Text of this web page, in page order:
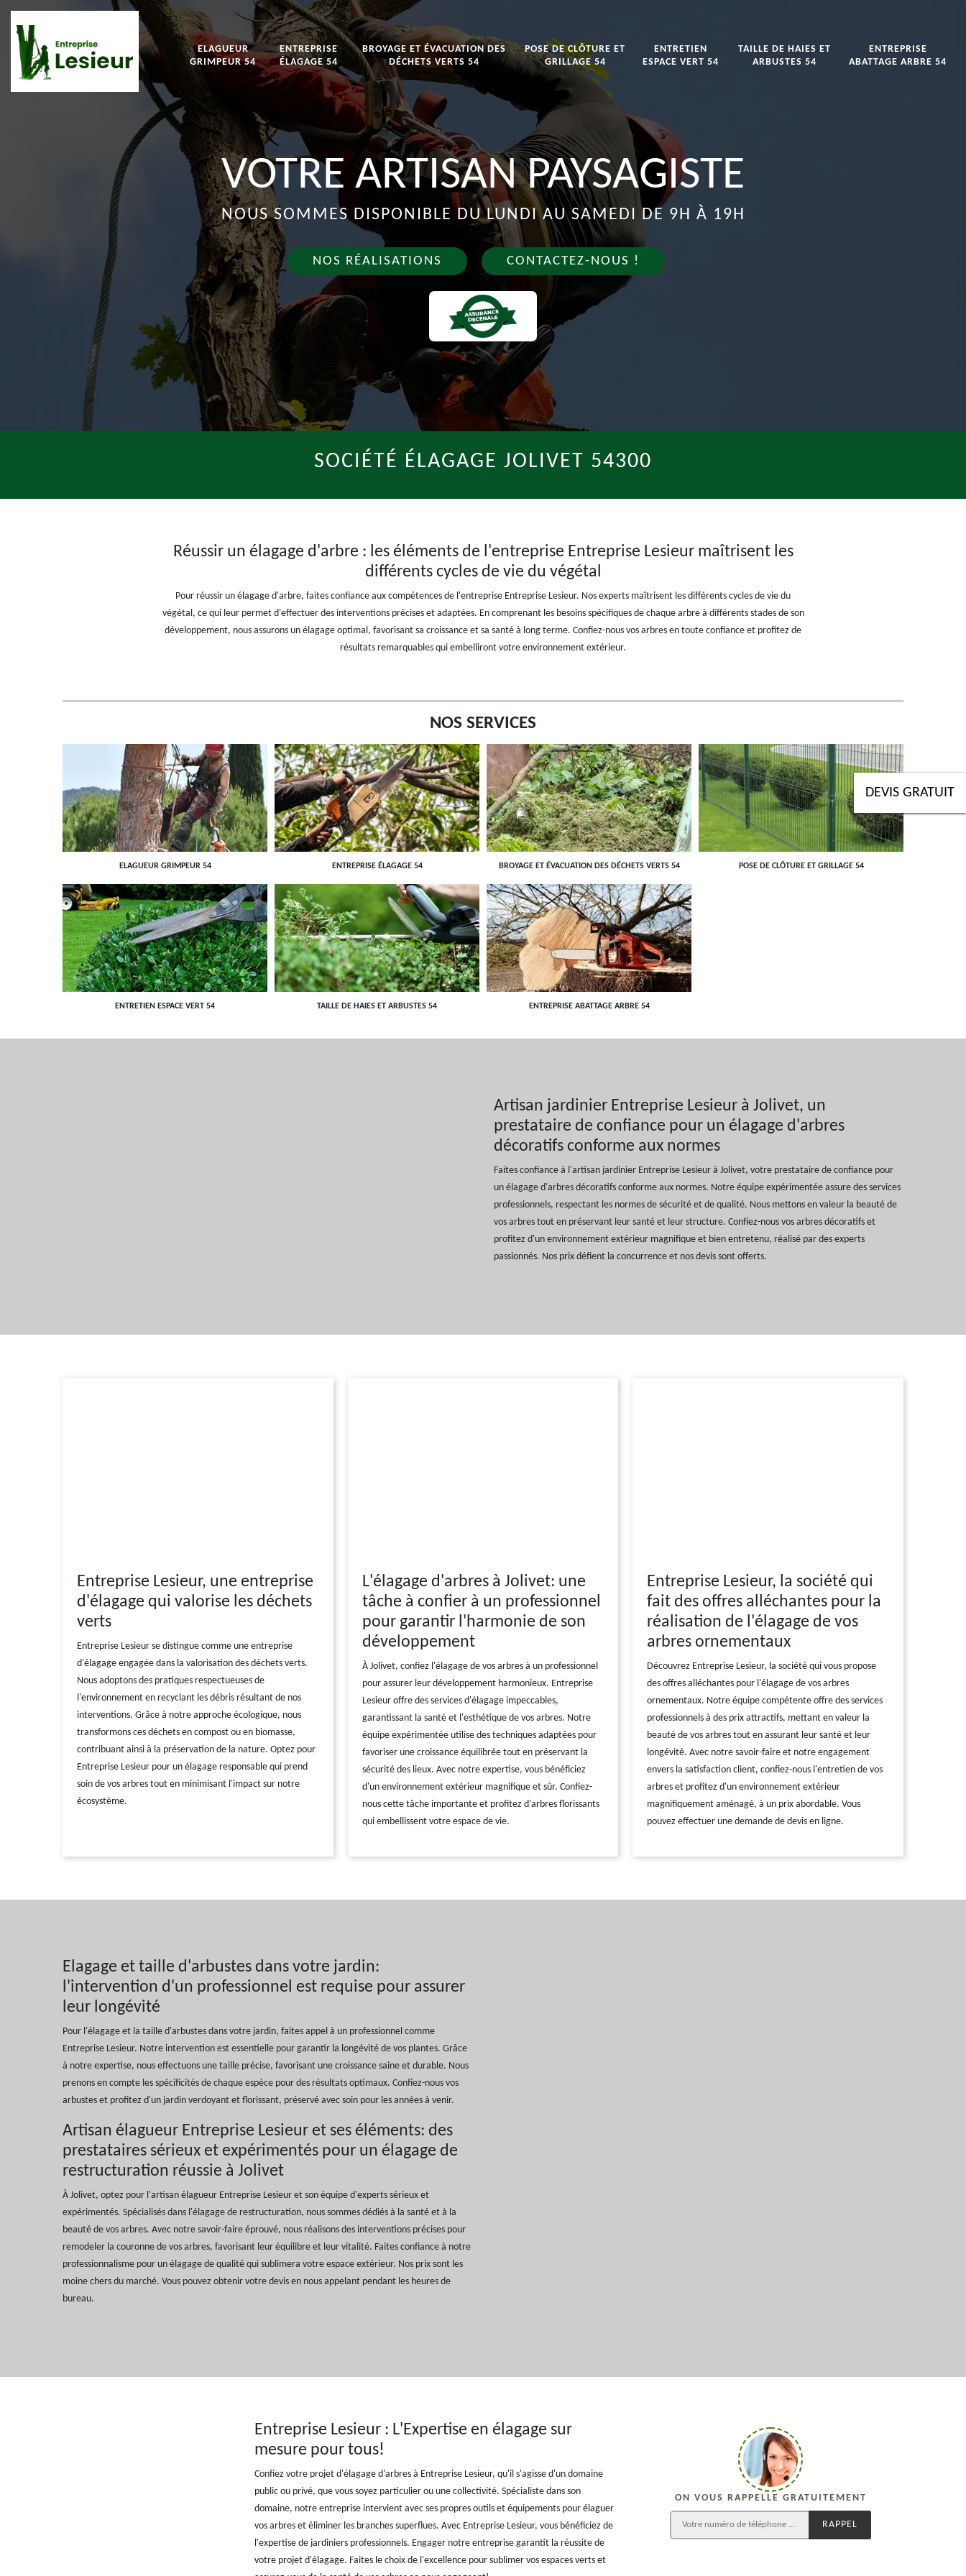
ELAGUEUR
GRIMPEUR 54
ENTREPRISE
ÉLAGAGE 54
BROYAGE ET ÉVACUATION DES
DÉCHETS VERTS 54
POSE DE CLÔTURE ET
GRILLAGE 54
ENTRETIEN
ESPACE VERT 54
TAILLE DE HAIES ET
ARBUSTES 54
ENTREPRISE
ABATTAGE ARBRE 54
VOTRE ARTISAN PAYSAGISTE
NOUS SOMMES DISPONIBLE DU LUNDI AU SAMEDI DE 9H À 19H
NOS RÉALISATIONS CONTACTEZ-NOUS !
DEVIS GRATUIT
SOCIÉTÉ ÉLAGAGE JOLIVET 54300
Réussir un élagage d'arbre : les éléments de l'entreprise Entreprise Lesieur maîtrisent les
différents cycles de vie du végétal
Pour réussir un élagage d'arbre, faites confiance aux compétences de l'entreprise Entreprise Lesieur. Nos experts maîtrisent les différents cycles de vie du
végétal, ce qui leur permet d'effectuer des interventions précises et adaptées. En comprenant les besoins spécifiques de chaque arbre à différents stades de son
développement, nous assurons un élagage optimal, favorisant sa croissance et sa santé à long terme. Confiez-nous vos arbres en toute confiance et profitez de
résultats remarquables qui embelliront votre environnement extérieur.
NOS SERVICES
ELAGUEUR GRIMPEUR 54 ENTREPRISE ÉLAGAGE 54 BROYAGE ET ÉVACUATION DES DÉCHETS VERTS 54 POSE DE CLÔTURE ET GRILLAGE 54
ENTRETIEN ESPACE VERT 54 TAILLE DE HAIES ET ARBUSTES 54 ENTREPRISE ABATTAGE ARBRE 54
Artisan jardinier Entreprise Lesieur à Jolivet, un
prestataire de confiance pour un élagage d'arbres
décoratifs conforme aux normes
Faites confiance à l'artisan jardinier Entreprise Lesieur à Jolivet, votre prestataire de confiance pour
un élagage d'arbres décoratifs conforme aux normes. Notre équipe expérimentée assure des services
professionnels, respectant les normes de sécurité et de qualité. Nous mettons en valeur la beauté de
vos arbres tout en préservant leur santé et leur structure. Confiez-nous vos arbres décoratifs et
profitez d'un environnement extérieur magnifique et bien entretenu, réalisé par des experts
passionnés. Nos prix défient la concurrence et nos devis sont offerts.
Entreprise Lesieur, une entreprise
d'élagage qui valorise les déchets
verts
Entreprise Lesieur se distingue comme une entreprise
d'élagage engagée dans la valorisation des déchets verts.
Nous adoptons des pratiques respectueuses de
l'environnement en recyclant les débris résultant de nos
interventions. Grâce à notre approche écologique, nous
transformons ces déchets en compost ou en biomasse,
contribuant ainsi à la préservation de la nature. Optez pour
Entreprise Lesieur pour un élagage responsable qui prend
soin de vos arbres tout en minimisant l'impact sur notre
écosystème.
L'élagage d'arbres à Jolivet: une
tâche à confier à un professionnel
pour garantir l'harmonie de son
développement
À Jolivet, confiez l'élagage de vos arbres à un professionnel
pour assurer leur développement harmonieux. Entreprise
Lesieur offre des services d'élagage impeccables,
garantissant la santé et l'esthétique de vos arbres. Notre
équipe expérimentée utilise des techniques adaptées pour
favoriser une croissance équilibrée tout en préservant la
sécurité des lieux. Avec notre expertise, vous bénéficiez
d'un environnement extérieur magnifique et sûr. Confiez-
nous cette tâche importante et profitez d'arbres florissants
qui embellissent votre espace de vie.
Entreprise Lesieur, la société qui
fait des offres alléchantes pour la
réalisation de l'élagage de vos
arbres ornementaux
Découvrez Entreprise Lesieur, la société qui vous propose
des offres alléchantes pour l'élagage de vos arbres
ornementaux. Notre équipe compétente offre des services
professionnels à des prix attractifs, mettant en valeur la
beauté de vos arbres tout en assurant leur santé et leur
longévité. Avec notre savoir-faire et notre engagement
envers la satisfaction client, confiez-nous l'entretien de vos
arbres et profitez d'un environnement extérieur
magnifiquement aménagé, à un prix abordable. Vous
pouvez effectuer une demande de devis en ligne.
Elagage et taille d'arbustes dans votre jardin:
l'intervention d'un professionnel est requise pour assurer
leur longévité
Pour l'élagage et la taille d'arbustes dans votre jardin, faites appel à un professionnel comme
Entreprise Lesieur. Notre intervention est essentielle pour garantir la longévité de vos plantes. Grâce
à notre expertise, nous effectuons une taille précise, favorisant une croissance saine et durable. Nous
prenons en compte les spécificités de chaque espèce pour des résultats optimaux. Confiez-nous vos
arbustes et profitez d'un jardin verdoyant et florissant, préservé avec soin pour les années à venir.
Artisan élagueur Entreprise Lesieur et ses éléments: des
prestataires sérieux et expérimentés pour un élagage de
restructuration réussie à Jolivet
À Jolivet, optez pour l'artisan élagueur Entreprise Lesieur et son équipe d'experts sérieux et
expérimentés. Spécialisés dans l'élagage de restructuration, nous sommes dédiés à la santé et à la
beauté de vos arbres. Avec notre savoir-faire éprouvé, nous réalisons des interventions précises pour
remodeler la couronne de vos arbres, favorisant leur équilibre et leur vitalité. Faites confiance à notre
professionnalisme pour un élagage de qualité qui sublimera votre espace extérieur. Nos prix sont les
moine chers du marché. Vous pouvez obtenir votre devis en nous appelant pendant les heures de
bureau.
Entreprise Lesieur : L'Expertise en élagage sur
mesure pour tous!
Confiez votre projet d'élagage d'arbres à Entreprise Lesieur, qu'il s'agisse d'un domaine
public ou privé, que vous soyez particulier ou une collectivité. Spécialiste dans son
domaine, notre entreprise intervient avec ses propres outils et équipements pour élaguer
vos arbres et éliminer les branches superflues. Avec Entreprise Lesieur, vous bénéficiez de
l'expertise de jardiniers professionnels. Engager notre entreprise garantit la réussite de
votre projet d'élagage. Faites le choix de l'excellence pour sublimer vos espaces verts et
ON VOUS RAPPELLE GRATUITEMENT